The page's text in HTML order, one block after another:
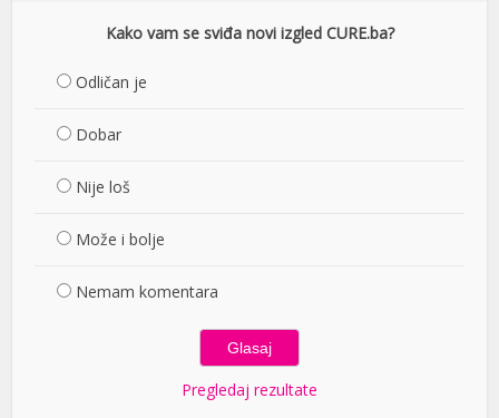
Kako vam se sviđa novi izgled CURE.ba?
Odličan je
Dobar
Nije loš
Može i bolje
Nemam komentara
Pregledaj rezultate